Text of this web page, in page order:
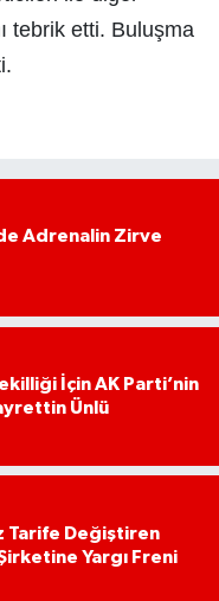
tebrik etti. Buluşma
Adrenalin Zirve
İçin AK Parti’nin
Ünlü
Tarife Değiştiren
Yargı Freni